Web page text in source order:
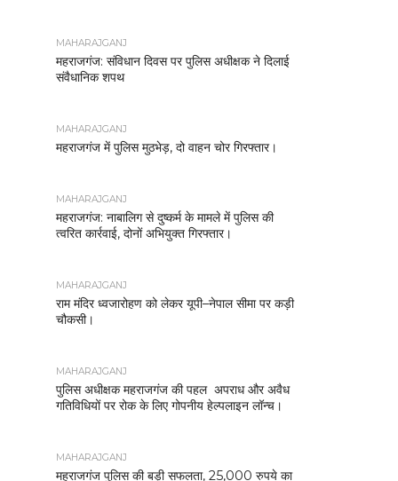
MAHARAJGANJ
महराजगंज: संविधान दिवस पर पुलिस अधीक्षक ने दिलाई
संवैधानिक शपथ
MAHARAJGANJ
महराजगंज में पुलिस मुठभेड़, दो वाहन चोर गिरफ्तार।
MAHARAJGANJ
महराजगंज: नाबालिग से दुष्कर्म के मामले में पुलिस की
त्वरित कार्रवाई, दोनों अभियुक्त गिरफ्तार।
MAHARAJGANJ
राम मंदिर ध्वजारोहण को लेकर यूपी–नेपाल सीमा पर कड़ी
चौकसी।
MAHARAJGANJ
पुलिस अधीक्षक महराजगंज की पहल अपराध और अवैध
गतिविधियों पर रोक के लिए गोपनीय हेल्पलाइन लॉन्च।
MAHARAJGANJ
महराजगंज पुलिस की बड़ी सफलता, 25,000 रुपये का